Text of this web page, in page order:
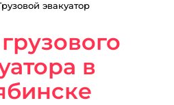
эвакуатор
в